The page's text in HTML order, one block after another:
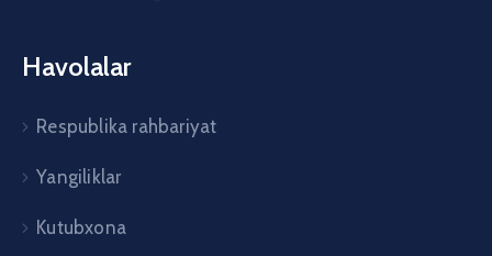
Havolalar
Respublika rahbariyat
Yangiliklar
Kutubxona